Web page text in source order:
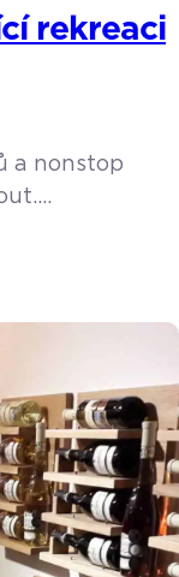
rekreaci
a nonstop
byl otevřen
Korčák.
sezóna na